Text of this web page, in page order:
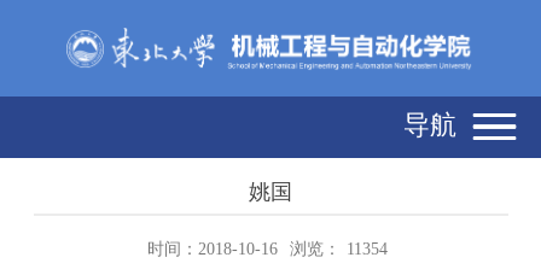
导航
姚国
时间：2018-10-16 浏览： 11354